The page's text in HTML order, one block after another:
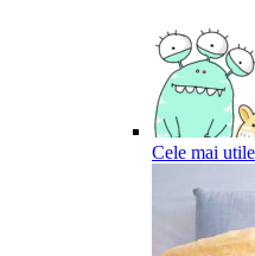
Cele mai